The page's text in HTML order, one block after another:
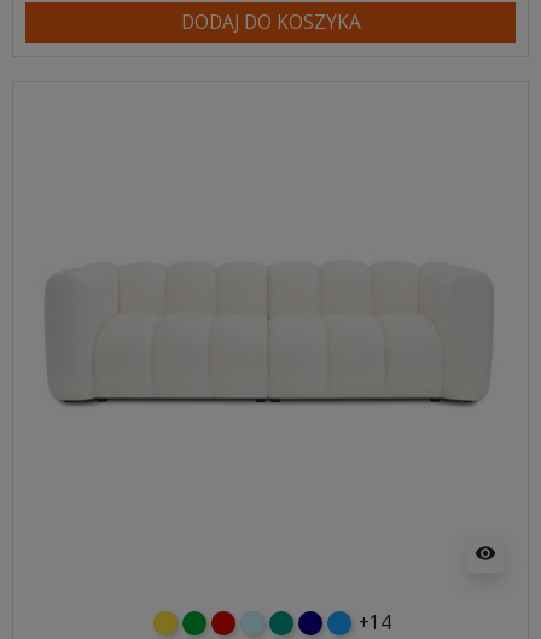
DODAJ DO KOSZYKA
visibility
żółtyzielonyczerwony
błękitnyturkusowy
granatowy
niebieski
+14